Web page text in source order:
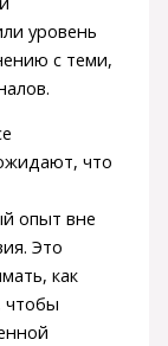
уровень
с теми,
что
опыт вне
Это
как
чтобы